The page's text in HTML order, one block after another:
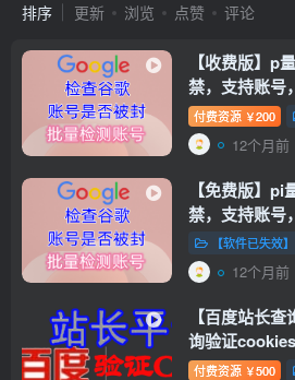
排序 更新 浏览 点赞 评论
【收费版】p
禁，支持账号
【谷歌账号检
免费使用】
付费资源 ￥200
12个月前
【免费版】
禁，支持账号
【谷歌账号检
【软件已失效
12个月前
【百度站长
询验证
cookies
付费资源 ￥500